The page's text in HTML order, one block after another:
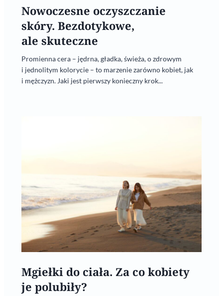
Nowoczesne oczyszczanie
skóry. Bezdotykowe,
ale skuteczne
Promienna cera – jędrna, gładka, świeża, o zdrowym
i jednolitym kolorycie – to marzenie zarówno kobiet, jak
i mężczyzn. Jaki jest pierwszy konieczny krok...
Mgiełki do ciała. Za co kobiety
je polubiły?